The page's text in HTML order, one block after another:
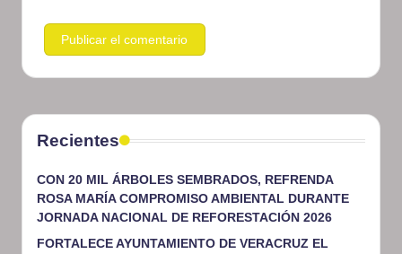
Recientes
CON 20 MIL ÁRBOLES SEMBRADOS, REFRENDA
ROSA MARÍA COMPROMISO AMBIENTAL DURANTE
JORNADA NACIONAL DE REFORESTACIÓN 2026
FORTALECE AYUNTAMIENTO DE VERACRUZ EL